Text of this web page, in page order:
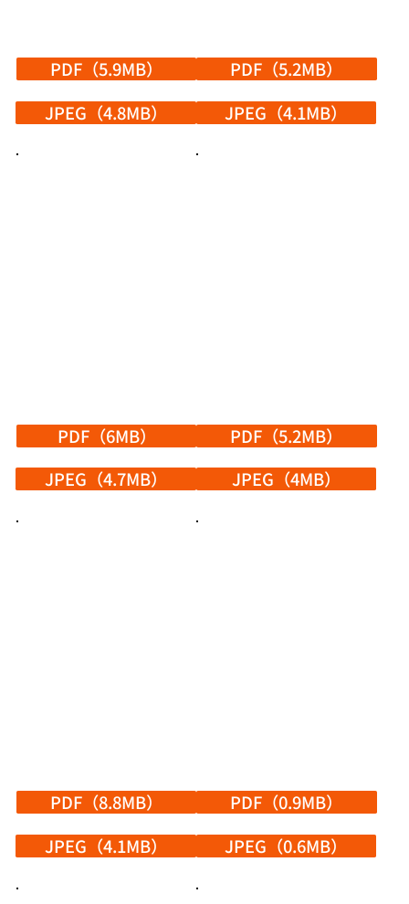
PDF（5.9MB）
JPEG（4.8MB）
PDF（5.2MB）
JPEG（4.1MB）
PDF（6MB）
JPEG（4.7MB）
PDF（5.2MB）
JPEG（4MB）
PDF（8.8MB）
JPEG（4.1MB）
PDF（0.9MB）
JPEG（0.6MB）